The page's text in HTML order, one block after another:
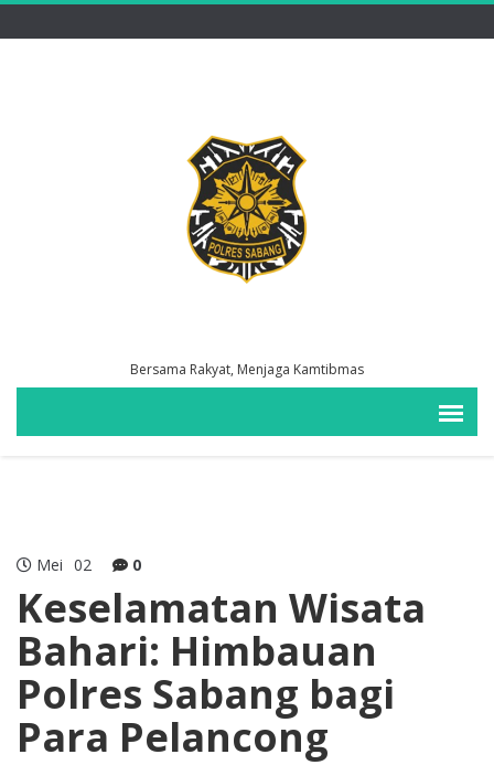
Bersama Rakyat, Menjaga Kamtibmas
Mei 02 0
Keselamatan Wisata
Bahari: Himbauan
Polres Sabang bagi
Para Pelancong